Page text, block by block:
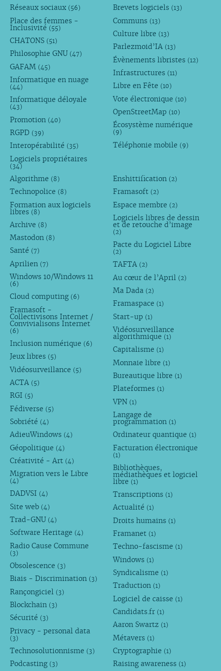
Réseaux sociaux (56)
Place des femmes -
Inclusivité (55)
CHATONS (51)
Philosophie GNU (47)
GAFAM (45)
Informatique en nuage
(44)
Informatique déloyale
(43)
Promotion (40)
RGPD (39)
Interopérabilité (35)
Logiciels propriétaires
(34)
Brevets logiciels (13)
Communs (13)
Culture libre (13)
Parlezmoid’IA (13)
Évènements libristes (12)
Infrastructures (11)
Libre en Fête (10)
Vote électronique (10)
OpenStreetMap (10)
Écosystème numérique
(9)
Téléphonie mobile (9)
Algorithme (8)
Technopolice (8)
Formation aux logiciels
libres (8)
Archive (8)
Mastodon (8)
Santé (7)
Aprilien (7)
Windows 10/Windows 11
(6)
Cloud computing (6)
Framasoft -
Collectivisons Internet /
Convivialisons Internet
(6)
Inclusion numérique (6)
Jeux libres (5)
Vidéosurveillance (5)
ACTA (5)
RGI (5)
Fédiverse (5)
Sobriété (4)
AdieuWindows (4)
Géopolitique (4)
Créativité - Art (4)
Migration vers le Libre
(4)
DADVSI (4)
Site web (4)
Trad-GNU (4)
Software Heritage (4)
Radio Cause Commune
(3)
Obsolescence (3)
Biais - Discrimination (3)
Rançongiciel (3)
Blockchain (3)
Sécurité (3)
Privacy - personal data
(3)
Technosolutionnisme (3)
Podcasting (3)
Enshittification (2)
Framasoft (2)
Espace membre (2)
Logiciels libres de dessin
et de retouche d’image
(2)
Pacte du Logiciel Libre
(2)
TAFTA (2)
Au cœur de l’April (2)
Ma Dada (2)
Framaspace (1)
Start-up (1)
Vidéosurveillance
algorithmique (1)
Capitalisme (1)
Monnaie libre (1)
Bureautique libre (1)
Plateformes (1)
VPN (1)
Langage de
programmation (1)
Ordinateur quantique (1)
Facturation électronique
(1)
Bibliothèques,
médiathèques et logiciel
libre (1)
Transcriptions (1)
Actualité (1)
Droits humains (1)
Framanet (1)
Techno-fascisme (1)
Windows (1)
Syndicalisme (1)
Traduction (1)
Logiciel de caisse (1)
Candidats.fr (1)
Aaron Swartz (1)
Métavers (1)
Cryptographie (1)
Raising awareness (1)